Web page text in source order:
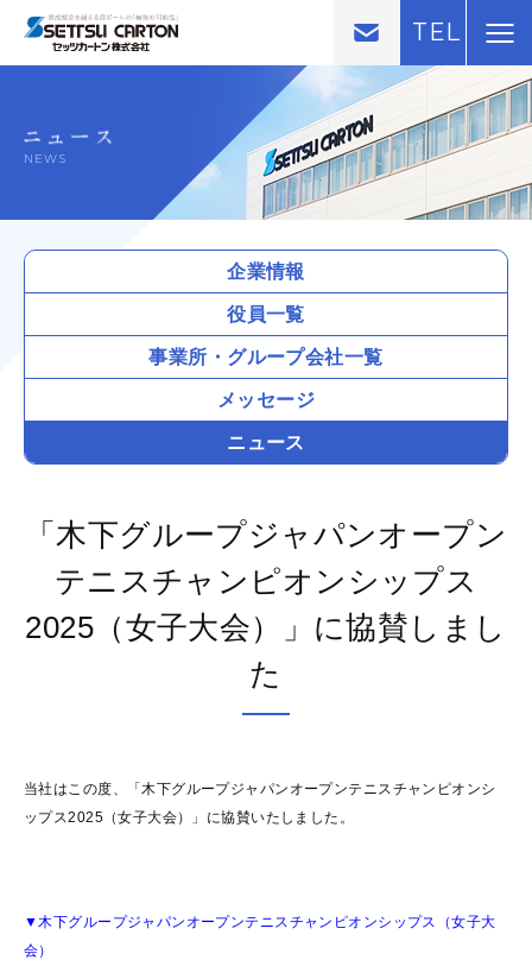
TEL
NEWS
企業情報
役員一覧
事業所・ グループ会社一覧
メッセージ
ニュース
「木下グループジャパンオープン
テニスチャンピオンシップス
2025（女子大会）」に協賛しまし
た
当社はこの度、「木下グループジャパンオープンテニスチャンピオンシ
ップス2025（女子大会）」に協賛いたしました。
▼木下グループジャパンオープンテニスチャンピオンシップス（女子大
会）